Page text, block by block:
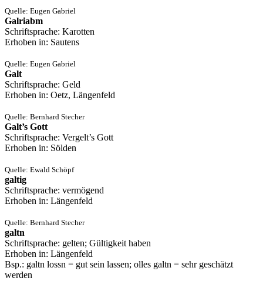
Quelle: Eugen Gabriel
Galriabm
Schriftsprache: Karotten
Erhoben in: Sautens
Quelle: Eugen Gabriel
Galt
Schriftsprache: Geld
Erhoben in: Oetz, Längenfeld
Quelle: Bernhard Stecher
Galt’s Gott
Schriftsprache: Vergelt’s Gott
Erhoben in: Sölden
Quelle: Ewald Schöpf
galtig
Schriftsprache: vermögend
Erhoben in: Längenfeld
Quelle: Bernhard Stecher
galtn
Schriftsprache: gelten; Gültigkeit haben
Erhoben in: Längenfeld
Bsp.: galtn lossn = gut sein lassen; olles galtn = sehr geschätzt
werden